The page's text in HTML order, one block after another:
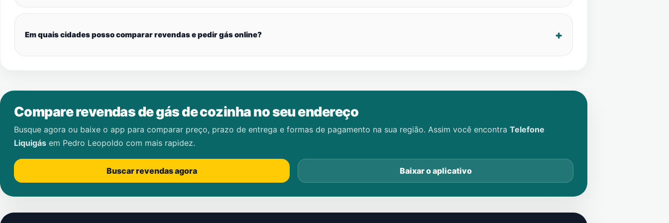
Em quais cidades posso comparar revendas e pedir gás online?
Compare revendas de gás de cozinha no seu endereço
Busque agora ou baixe o app para comparar preço, prazo de entrega e formas de pagamento na sua região. Assim você encontra Telefone
Liquigás em Pedro Leopoldo com mais rapidez.
Buscar revendas agora Baixar o aplicativo